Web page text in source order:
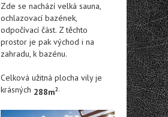
Zde se nachází velká sauna,
ochlazovací bazének,
odpočívací část. Z těchto
prostor je pak východ i na
zahradu, k bazénu.
Celková užitná plocha vily je
krásných 288m2.